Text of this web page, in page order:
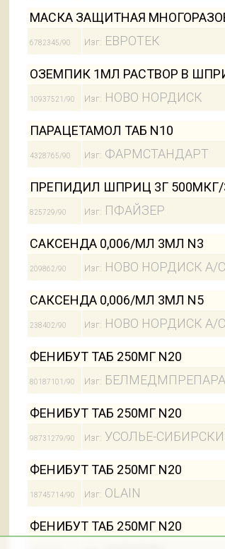
МАСКА ЗАЩИТНАЯ
6782345/90 Изг: ЕВРОТЕК
ОЗЕМПИК 1МЛ РАСТВОР В
10937521/90 Изг: НОВО НОРДИСК
ПАРАЦЕТАМОЛ ТАБ N10
4328765/90 Изг: ФАРМСТАНДАРТ
ПРЕПИДИЛ ШПРИЦ 3Г 500МКГ/
825729/90 Изг: ПФАЙЗЕР
САКСЕНДА 0,006/МЛ 3МЛ N3
209862/90 Изг: НОВО НОРДИСК А/С
САКСЕНДА 0,006/МЛ 3МЛ N5
238402/90 Изг: НОВО НОРДИСК А/С
ФЕНИБУТ ТАБ 250МГ N20
80187101/90 Изг:
ФЕНИБУТ ТАБ 250МГ N20
98731279/90 Изг: УСОЛЬЕ-
ФЕНИБУТ ТАБ 250МГ N20
18745714/90 Изг: OLAIN
ФЕНИБУТ ТАБ 250МГ N20